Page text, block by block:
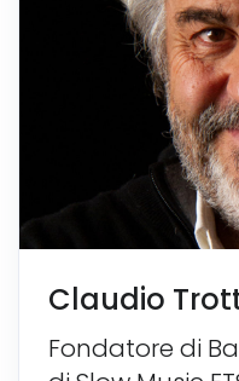
Claudio
Fondatore di